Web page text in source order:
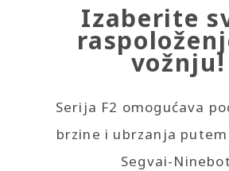
Izaberite
vožnju!
Serija F2 omogućava
brzine i ubrzanja
Segvai-